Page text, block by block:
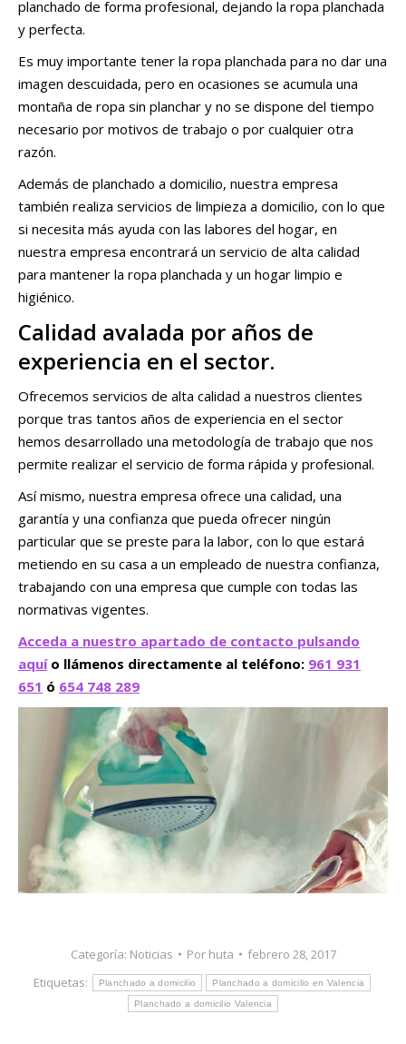
planchado de forma profesional, dejando la ropa planchada
y perfecta.
Es muy importante tener la ropa planchada para no dar una
imagen descuidada, pero en ocasiones se acumula una
montaña de ropa sin planchar y no se dispone del tiempo
necesario por motivos de trabajo o por cualquier otra
razón.
Además de planchado a domicilio, nuestra empresa
también realiza servicios de limpieza a domicilio, con lo que
si necesita más ayuda con las labores del hogar, en
nuestra empresa encontrará un servicio de alta calidad
para mantener la ropa planchada y un hogar limpio e
higiénico.
Calidad avalada por años de
experiencia en el sector.
Ofrecemos servicios de alta calidad a nuestros clientes
porque tras tantos años de experiencia en el sector
hemos desarrollado una metodología de trabajo que nos
permite realizar el servicio de forma rápida y profesional.
Así mismo, nuestra empresa ofrece una calidad, una
garantía y una confianza que pueda ofrecer ningún
particular que se preste para la labor, con lo que estará
metiendo en su casa a un empleado de nuestra confianza,
trabajando con una empresa que cumple con todas las
normativas vigentes.
Acceda a nuestro apartado de contacto pulsando
aquío llámenos directamente al teléfono: 961 931
651 ó 654 748 289
Categoría: Noticias Por huta
febrero 28, 2017
Etiquetas:
Planchado a domicilio Planchado a domicilio en Valencia
Planchado a domicilio Valencia